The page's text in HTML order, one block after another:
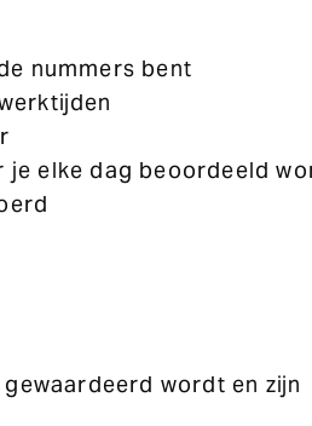
nummers bent
je elke dag beoordeeld
wordt en zijn